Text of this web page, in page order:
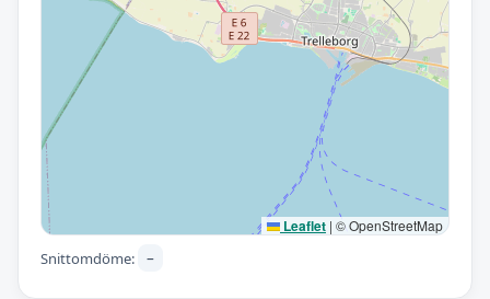
Leaflet | © OpenStreetMap
Snittomdöme: –